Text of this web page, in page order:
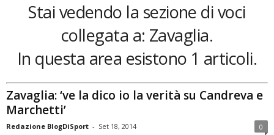
Stai vedendo la sezione di voci
collegata a: Zavaglia.
In questa area esistono 1 articoli.
Zavaglia: ‘ve la dico io la verità su Candreva e
Marchetti’
Redazione BlogDiSport - Set 18, 2014 0